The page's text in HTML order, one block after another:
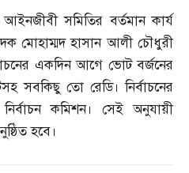
আইনজীবী সমিতির বর্তমান কার্য
মোহাম্মদ হাসান আলী চৌধুরী
একদিন আগে ভোট বর্জনের
সবকিছু তো রেডি। নির্বাচনের
কমিশন। সেই অনুযায়ী
হবে।